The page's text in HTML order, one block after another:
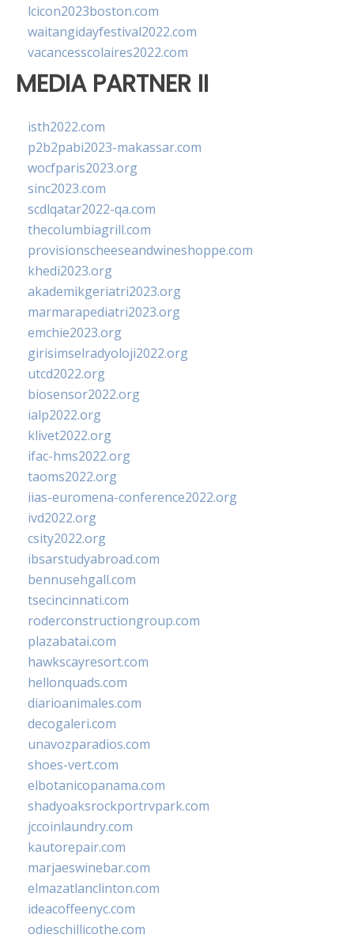
lcicon2023boston.com
waitangidayfestival2022.com
vacancesscolaires2022.com
MEDIA PARTNER II
isth2022.com
p2b2pabi2023-makassar.com
wocfparis2023.org
sinc2023.com
scdlqatar2022-qa.com
thecolumbiagrill.com
provisionscheeseandwineshoppe.com
khedi2023.org
akademikgeriatri2023.org
marmarapediatri2023.org
emchie2023.org
girisimselradyoloji2022.org
utcd2022.org
biosensor2022.org
ialp2022.org
klivet2022.org
ifac-hms2022.org
taoms2022.org
iias-euromena-conference2022.org
ivd2022.org
csity2022.org
ibsarstudyabroad.com
bennusehgall.com
tsecincinnati.com
roderconstructiongroup.com
plazabatai.com
hawkscayresort.com
hellonquads.com
diarioanimales.com
decogaleri.com
unavozparadios.com
shoes-vert.com
elbotanicopanama.com
shadyoaksrockportrvpark.com
jccoinlaundry.com
kautorepair.com
marjaeswinebar.com
elmazatlanclinton.com
ideacoffeenyc.com
odieschillicothe.com